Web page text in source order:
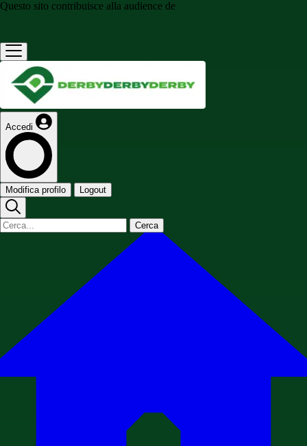
Questo sito contribuisce alla audience de
Accedi
Modifica profilo Logout
Cerca